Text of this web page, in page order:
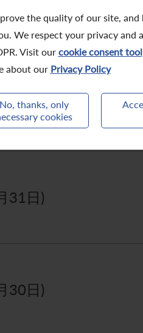
the quality of our site, and
We respect your privacy and
Visit our cookie consent tool
about our Privacy Policy
No, thanks, only
cookies
31日)
30日)
31日)
30日)